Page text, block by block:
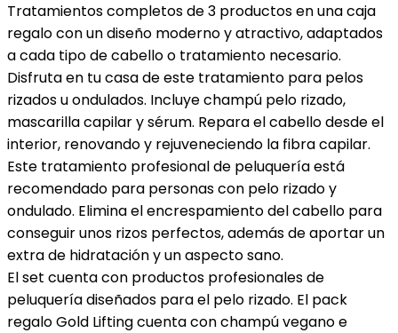
Tratamientos completos de 3 productos en una caja
regalo con un diseño moderno y atractivo, adaptados
a cada tipo de cabello o tratamiento necesario.
Disfruta en tu casa de este tratamiento para pelos
rizados u ondulados. Incluye champú pelo rizado,
mascarilla capilar y sérum. Repara el cabello desde el
interior, renovando y rejuveneciendo la fibra capilar.
Este tratamiento profesional de peluquería está
recomendado para personas con pelo rizado y
ondulado. Elimina el encrespamiento del cabello para
conseguir unos rizos perfectos, además de aportar un
extra de hidratación y un aspecto sano.
El set cuenta con productos profesionales de
peluquería diseñados para el pelo rizado. El pack
regalo Gold Lifting cuenta con champú vegano e